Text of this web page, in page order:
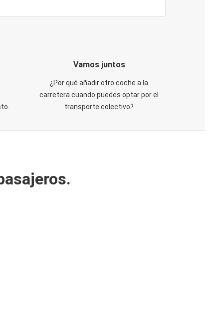
Vamos juntos
¿Por qué añadir otro coche a la
carretera cuando puedes optar por el
transporte colectivo?